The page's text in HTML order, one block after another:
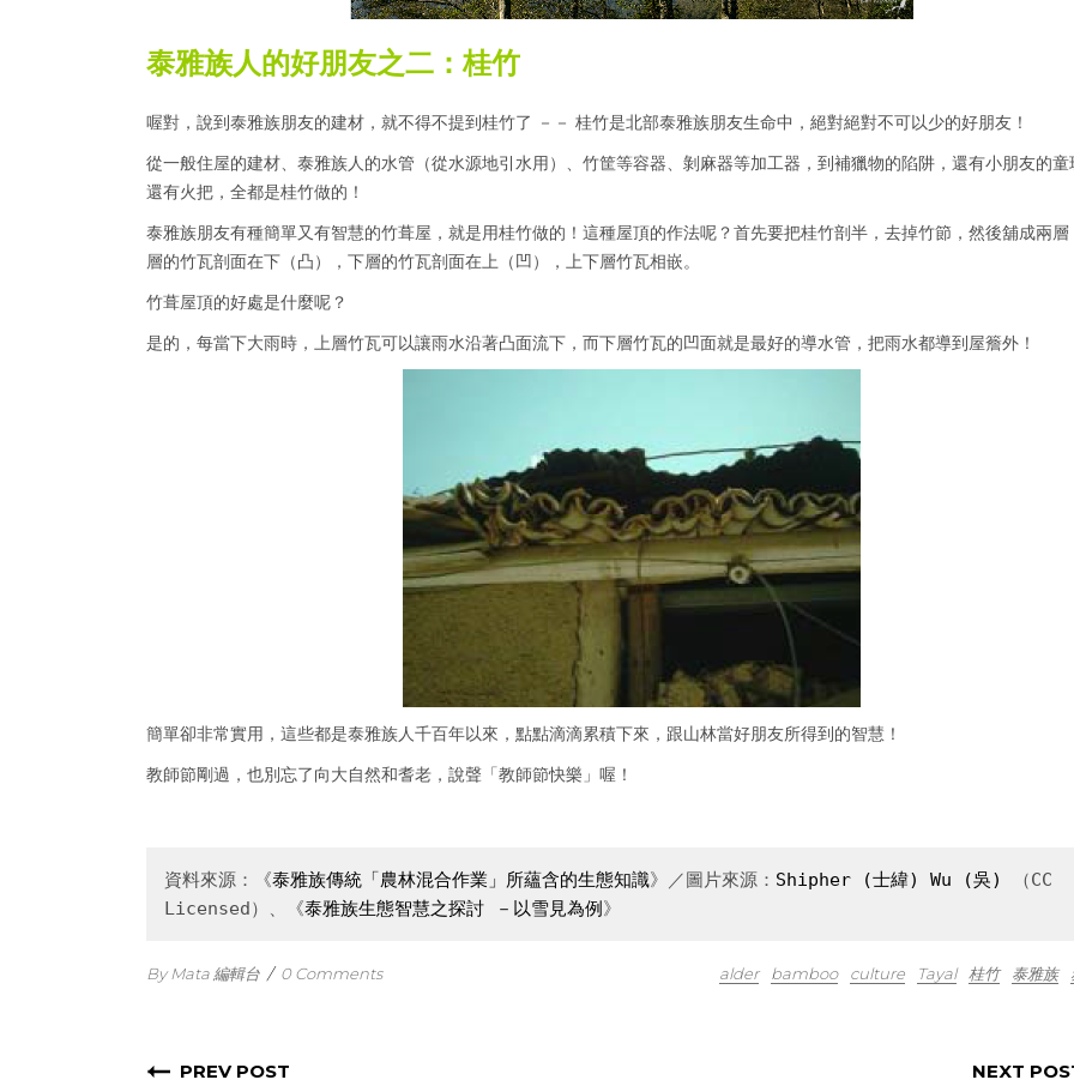
泰雅族人的好朋友之二：桂竹
喔對，說到泰雅族朋友的建材，就不得不提到桂竹了 －－ 桂竹是北部泰雅族朋友生命中，絕對絕對不可以少的好朋友！
從一般住屋的建材、泰雅族人的水管（從水源地引水用）、竹筐等容器、剝麻器等加工器，到補獵物的陷阱，還有小朋友的童
還有火把，全都是桂竹做的！
泰雅族朋友有種簡單又有智慧的竹葺屋，就是用桂竹做的！這種屋頂的作法呢？首先要把桂竹剖半，去掉竹節，然後舖成兩層
層的竹瓦剖面在下（凸），下層的竹瓦剖面在上（凹），上下層竹瓦相嵌。
竹葺屋頂的好處是什麼呢？
是的，每當下大雨時，上層竹瓦可以讓雨水沿著凸面流下，而下層竹瓦的凹面就是最好的導水管，把雨水都導到屋簷外！
簡單卻非常實用，這些都是泰雅族人千百年以來，點點滴滴累積下來，跟山林當好朋友所得到的智慧！
教師節剛過，也別忘了向大自然和耆老，說聲「教師節快樂」喔！
資料來源：《泰雅族傳統「農林混合作業」所蘊含的生態知識》／圖片來源： Shipher (士緯) Wu (吳)
（CC
Licensed）、《泰雅族生態智慧之探討 －以雪見為例》
By Mata 編輯台 / 0 Comments alder bamboo culture Tayal 桂竹 泰雅族
PREV POST NEXT